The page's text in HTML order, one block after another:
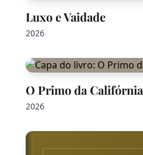
Luxo e Vaidade
2026
O Primo da Califórnia
2026